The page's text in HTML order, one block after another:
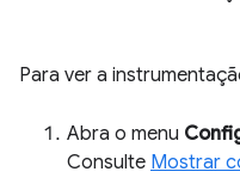
Para ver a
Abra o menu
Consulte Mostrar